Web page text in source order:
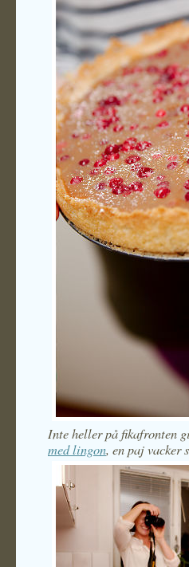
Inte heller på fikafronten
med lingon, en paj vacker